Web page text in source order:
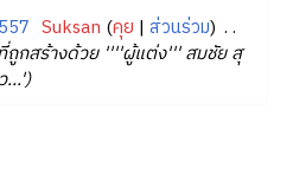
Suksan คุย ส่วนร่วม ‎
ถูกสร้างด้วย ''''ผู้แต่ง''' สมชัย สุ
...'